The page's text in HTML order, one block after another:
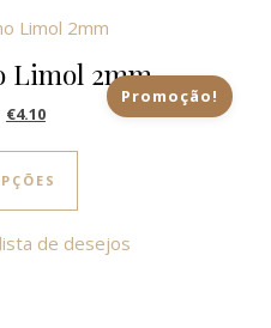
Promoção!
Limol 2mm
O preço original era: €4.85.
€4.10O preço atual é: €4.10.
This product has
de desejos